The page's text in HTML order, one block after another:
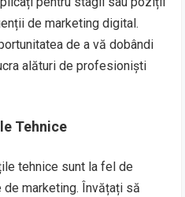
de marketing digital.
de a vă dobândi
alături de profesioniști
Tehnice
tehnice sunt la fel de
marketing. Învățați să